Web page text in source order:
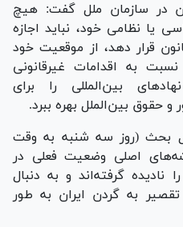
در سازمان ملل گفت: هیچ
یا نظامی خود، نباید اجازه
قرار دهد، از موقعیت خود
به اقدامات غیرقانونی
بین‌المللی را برای
بین‌الملل بهره ببرد.
بحث (روز سه شنبه به وقت
اصلی وضعیت فعلی در
نادیده گرفته‌اند و به دنبال
به گردن ایران به طور